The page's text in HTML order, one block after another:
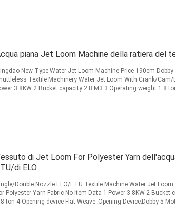
piana Jet Loom Machine della ratiera del
New Type Water Jet Loom Machine Price 190cm
Textile Machinery Water Jet Loom With Crank/Cam/
3.8KW 2 Bucket capacity 2.8 M3 3 Operating weight 1.8
di Jet Loom For Polyester Yarn
di ELO
Double Nozzle ELO/ETU Textile Machine Water Jet
Polyester Yarn Fabric No Item Data 1 Power 3.8KW 2
ton 4 Opening device Flat Weave ;Opening Device;Dobby 5